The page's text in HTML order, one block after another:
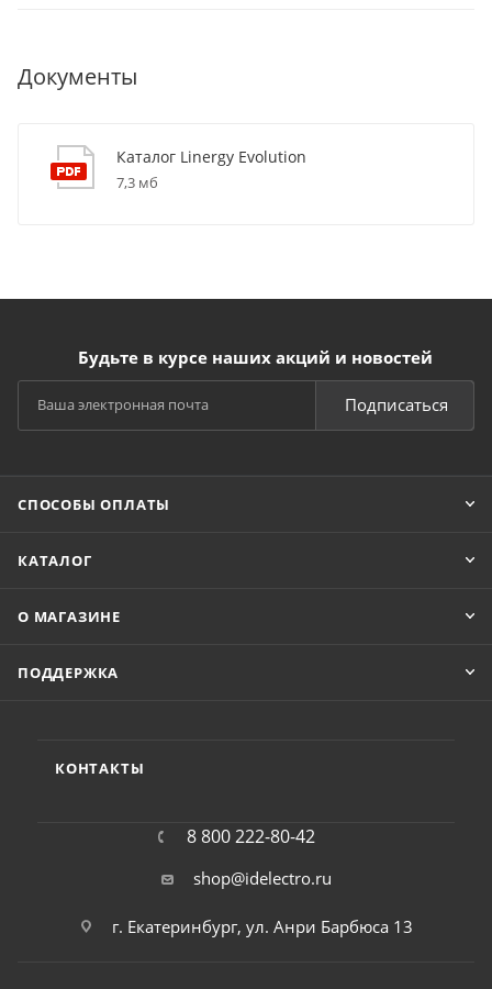
Документы
Каталог Linergy Evolution
7,3 мб
Будьте в курсе наших акций и новостей
Подписаться
СПОСОБЫ ОПЛАТЫ
КАТАЛОГ
О МАГАЗИНЕ
ПОДДЕРЖКА
КОНТАКТЫ
8 800 222-80-42
shop@idelectro.ru
г. Екатеринбург, ул. Анри Барбюса 13